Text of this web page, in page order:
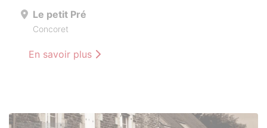
Le petit Pré
Concoret
En savoir plus